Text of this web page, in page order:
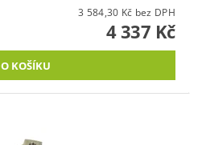
3 584,30 Kč bez DPH
4 337 Kč